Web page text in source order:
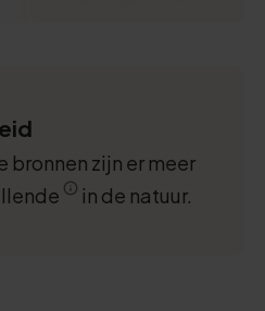
bronnen zijn er meer
in de natuur.